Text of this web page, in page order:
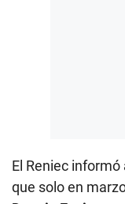
El Reniec informó
que solo en